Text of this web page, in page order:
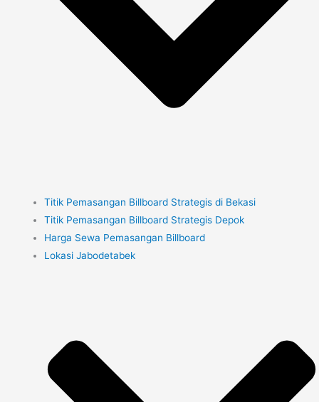
Titik Pemasangan Billboard Strategis di Bekasi
Titik Pemasangan Billboard Strategis Depok
Harga Sewa Pemasangan Billboard
Lokasi Jabodetabek